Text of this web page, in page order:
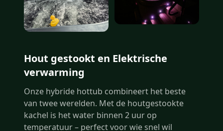
Hout gestookt en Elektrische
verwarming
Onze hybride hottub combineert het beste
van twee werelden. Met de houtgestookte
kachel is het water binnen 2 uur op
temperatuur – perfect voor wie snel wil